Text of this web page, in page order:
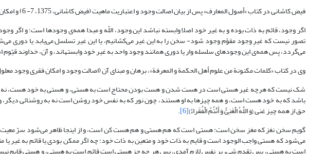
فیض کاشانی در کتاب «أصول المعارف» پس از بیان اصالت وجود و اعتباریت ماهیت (فیض کاشانی، 1375، 7- 6) و امکان فقری وجود معلول (همان، 9- 8) ، برهان را چنین تقریر کرده است:
اگر وجود، قائم به ذات بوده و به غیر خود اصلا وابسته نباشد این وجود، اللّه و مبدا همه‌ی وجودها است؛ و اگر
تصور نیست که غیرِ وجود مقوّم وجود شود- سخن را به این غیر می‌کشانیم، یا این غیر تسلسل می‌یابد یا دوری
می‌گردد، پس همه‌ی این وجودهای سلسله وار یا دوری همانند وجود واحد به غیر خود وابسته‎اند، و آن، خداوند قیّوم است (همان، 10- 9).
وی در کتاب «کلمات مکنونة من علوم أهل الحکمة و المعرفة»، برهان و مبنای آن (اصالت وجود و امکان فقری وجود
شک نیست که هرچه غیر هستى است در هست شدن و هست بودن محتاج است به هستى، و هستى به خود هست،
باشد که به خود هست است، و همه چیزها به او هستند، چون نور که به نفس خود روشن است نه به روشنائى
حق از همه چیز غنى {وَ اللَّهُ الْغَنِیُّ وَ أَنْتُمُ الْفُقَراءُ}[6]
.
گویم سخن نغز که مغز سخن است: هستى است که هم هستى و هم هست کن است، و از اینجا ظاهر می‌شود سرّ معیت حق
می‌شود که هستى واجب الوجود است و قایم به ذات خود و متعین به ذات خود؛ چه اگر ممکن بودى یا قائم به غیر یا